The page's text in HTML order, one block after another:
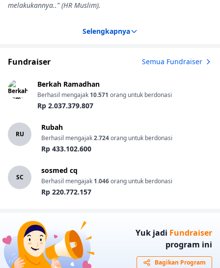
melakukannya..” (HR Muslim).
Selengkapnya
Fundraiser Semua Fundraiser
Berkah Ramadhan
Berhasil mengajak 10.571 orang untuk berdonasi
Rp 2.037.379.807
RU
Rubah
Berhasil mengajak2.724orang untuk berdonasi
Rp 433.102.600
SC
sosmed cq
Berhasil mengajak 1.046orang untuk berdonasi
Rp 220.772.157
Yuk jadi Fundraiser
program ini
Bagikan Program